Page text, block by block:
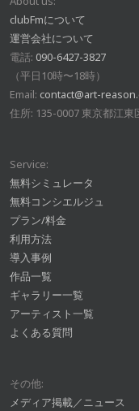
clubFmについて
運営会社について
電話: 090-6427-3827
（平日10時〜18時）
Email: contact@art-
住所: 135-0007 東京都江
Service:
無料シミュレータ
無料コンシエルジュ
プラン/料金
利用方法
導入事例
作品一覧
ギャラリー一覧
アーティスト一覧
よくある質問
その他:
メディア掲載／ニュース